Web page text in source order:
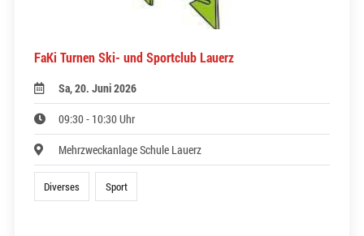
FaKi Turnen Ski- und Sportclub Lauerz
Sa, 20. Juni 2026
09:30 - 10:30 Uhr
Mehrzweckanlage Schule Lauerz
Diverses Sport